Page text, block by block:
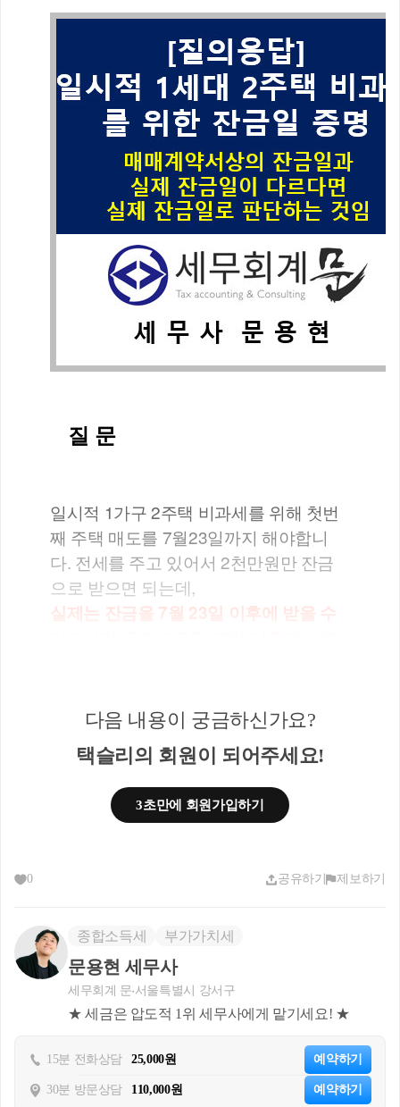
질 문
일시적 1가구 2주택 비과세를 위해 첫번
째 주택 매도를 7월23일까지 해야합니
다. 전세를 주고 있어서 2천만원만 잔금
으로 받으면 되는데,
실제는 잔금을 7월 23일 이후에 받을 수
22일로 인정 받을수 있나요?
답 변
세법상 양도일은 실제잔금청산일 vs 실
제등기접수일 중 빠른 날입니다.
등기를 접수할 경우, 신규주택 취득일로
부터 3년이 지나고 기존주택을 양도한 것
이기 때문에 일시적 2주택 양도세 비과세
는 원칙적으로 불가능합니다.
그럼에도 불구하고 실제 잔금은 신규주
택 취득일로부터 3년 이후에 받고, 매매
계약서를 토대로 상담자분의 의사결정에
다음 내용이 궁금하신가요?
택슬리의 회원이 되어주세요!
3초만에 회원가입하기
0 공유하기 제보하기
종합소득세 부가가치세
문용현 세무사
세무회계 문 서울특별시 강서구
★ 세금은 압도적 1위 세무사에게 맡기세요! ★
15분 전화상담 25,000원 예약하기
30분 방문상담 110,000원 예약하기